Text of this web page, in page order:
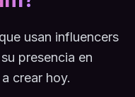
usan influencers
presencia en
crear hoy.